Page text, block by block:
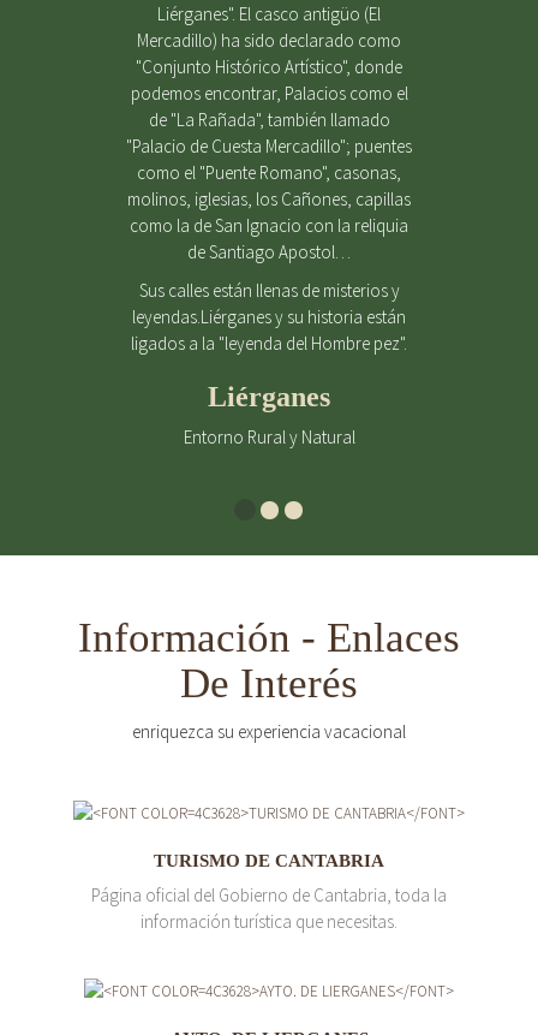
Liérganes". El casco antigüo (El
Mercadillo) ha sido declarado como
"Conjunto Histórico Artístico", donde
podemos encontrar, Palacios como el
de "La Rañada", también llamado
"Palacio de Cuesta Mercadillo"; puentes
como el "Puente Romano", casonas,
molinos, iglesias, los Cañones, capillas
como la de San Ignacio con la reliquia
de Santiago Apostol…
Sus calles están llenas de misterios y
leyendas.Liérganes y su historia están
ligados a la "leyenda del Hombre pez".
Liérganes
Entorno Rural y Natural
Información - Enlaces
De Interés
enriquezca su experiencia vacacional
TURISMO DE CANTABRIA
Página oficial del Gobierno de Cantabria, toda la
información turística que necesitas.